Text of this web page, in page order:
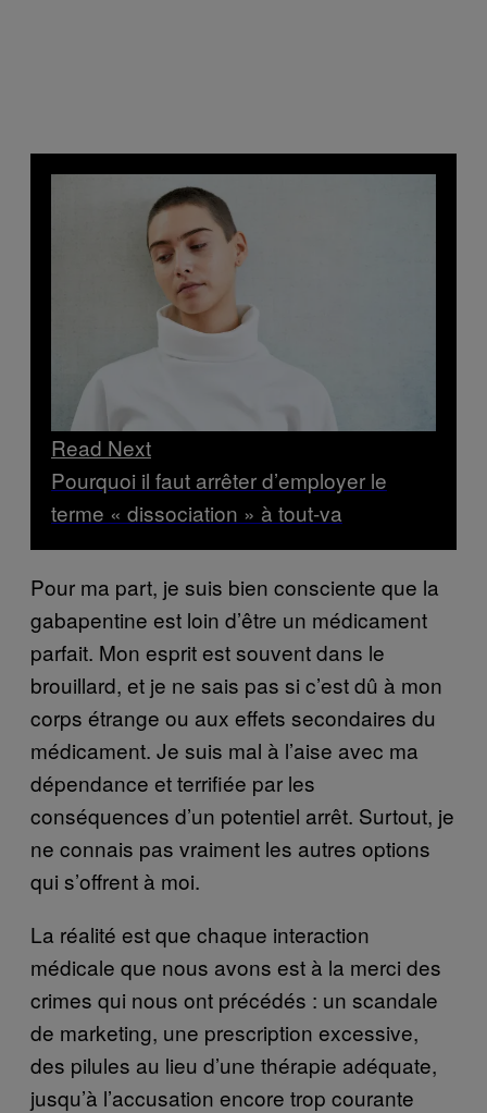
Read Next
Pourquoi il faut arrêter d’employer le
terme « dissociation » à tout-va
Pour ma part, je suis bien consciente que la
gabapentine est loin d’être un médicament
parfait. Mon esprit est souvent dans le
brouillard, et je ne sais pas si c’est dû à mon
corps étrange ou aux effets secondaires du
médicament. Je suis mal à l’aise avec ma
dépendance et terrifiée par les
conséquences d’un potentiel arrêt. Surtout, je
ne connais pas vraiment les autres options
qui s’offrent à moi.
La réalité est que chaque interaction
médicale que nous avons est à la merci des
crimes qui nous ont précédés : un scandale
de marketing, une prescription excessive,
des pilules au lieu d’une thérapie adéquate,
jusqu’à l’accusation encore trop courante